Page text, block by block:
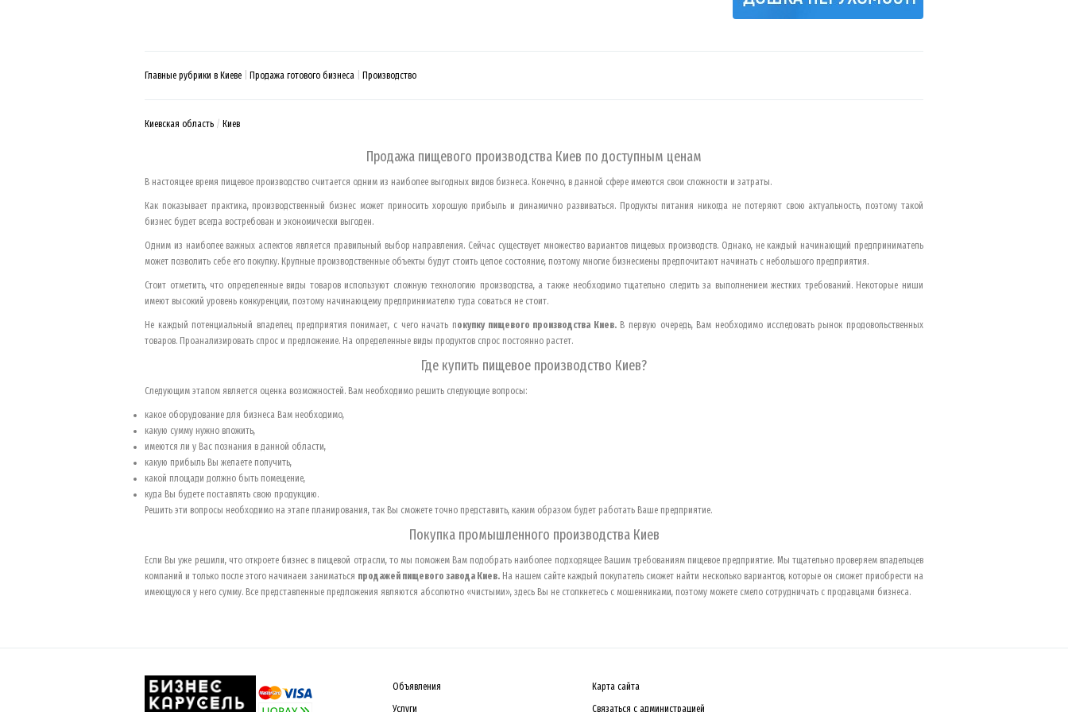
Главные рубрики в Киеве Продажа готового бизнеса Производство
Киевская область Киев
Продажа пищевого производства Киев по доступным ценам
В настоящее время пищевое производство считается одним из наиболее выгодных видов бизнеса. Конечно, в данной сфере имеются свои сложности и затраты.
Как показывает практика, производственный бизнес может приносить хорошую прибыль и динамично развиваться. Продукты питания никогда не потеряют свою актуальность, поэтому такой
бизнес будет всегда востребован и экономически выгоден.
Одним из наиболее важных аспектов является правильный выбор направления. Сейчас существует множество вариантов пищевых производств. Однако, не каждый начинающий предприниматель
может позволить себе его покупку. Крупные производственные объекты будут стоить целое состояние, поэтому многие бизнесмены предпочитают начинать с небольшого предприятия.
Стоит отметить, что определенные виды товаров используют сложную технологию производства, а также необходимо тщательно следить за выполнением жестких требований. Некоторые ниши
имеют высокий уровень конкуренции, поэтому начинающему предпринимателю туда соваться не стоит.
Не каждый потенциальный владелец предприятия понимает, с чего начать покупку пищевого производства Киев.В первую очередь, Вам необходимо исследовать рынок продовольственных
товаров. Проанализировать спрос и предложение. На определенные виды продуктов спрос постоянно растет.
Где купить пищевое производство Киев?
Следующим этапом является оценка возможностей. Вам необходимо решить следующие вопросы:
какое оборудование для бизнеса Вам необходимо,
какую сумму нужно вложить,
имеются ли у Вас познания в данной области,
какую прибыль Вы желаете получить,
какой площади должно быть помещение,
куда Вы будете поставлять свою продукцию.
Решить эти вопросы необходимо на этапе планирования, так Вы сможете точно представить, каким образом будет работать Ваше предприятие.
Покупка промышленного производства Киев
Если Вы уже решили, что откроете бизнес в пищевой отрасли, то мы поможем Вам подобрать наиболее подходящее Вашим требованиям пищевое предприятие. Мы тщательно проверяем владельцев
компаний и только после этого начинаем заниматься продажей пищевого завода Киев.На нашем сайте каждый покупатель сможет найти несколько вариантов, которые он сможет приобрести на
имеющуюся у него сумму. Все представленные предложения являются абсолютно «чистыми», здесь Вы не столкнетесь с мошенниками, поэтому можете смело сотрудничать с продавцами бизнеса.
Объявления
Услуги
Карта сайта
Связаться с администрацией